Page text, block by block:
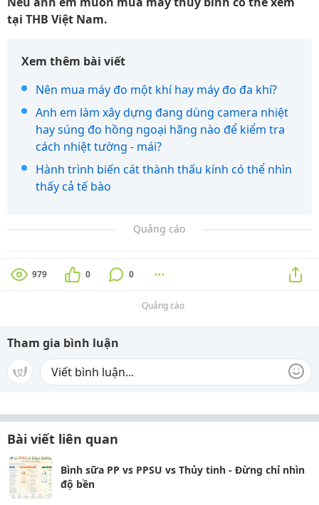
tại THB Việt Nam.
Xem thêm bài viết
Nên mua máy đo một khí hay máy đo đa khí?
Anh em làm xây dựng đang dùng camera nhiệt
hay súng đo hồng ngoại hãng nào để kiểm tra
cách nhiệt tường - mái?
Hành trình biến cát thành thấu kính có thể nhìn
thấy cả tế bào
Quảng cáo
979 0 0
Quảng cáo
Tham gia bình luận
Bài viết liên quan
Bình sữa PP vs PPSU vs Thủy tinh - Đừng chỉ nhìn
độ bền